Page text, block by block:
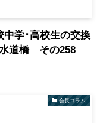
学･高校生の交換
道橋 その258
会長コラム